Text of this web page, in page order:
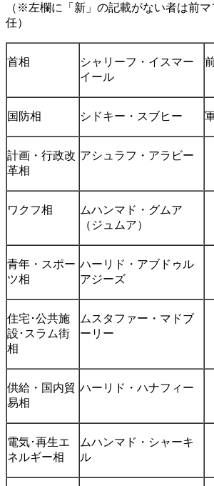
（※左欄に「新」の記載がない者は前
任）
首相
シャリーフ・イスマー
イール
国防相 シドキー・スブヒー
計画・行政改
革相
アシュラフ・アラビー
ワクフ相
ムハンマド・グムア
（ジュムア）
青年・スポー
ツ相
ハーリド・アブドゥル
アジーズ
住宅･公共施
設･スラム街
相
ムスタファー・マドブ
ーリー
供給・国内貿
易相
ハーリド・ハナフィー
電気･再生エ
ネルギー相
ムハンマド・シャーキ
ル